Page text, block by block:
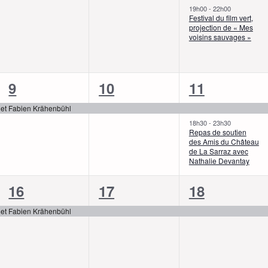
évènement,
19h00- 22h00
Festival du film vert,
projection de « Mes
voisins sauvages »
Fabien Krähenbühl
1
évènement,
9
1
évènement,
10
2
11
18h30- 23h30
Repas de soutien
des Amis du Château
de La Sarraz avec
Nathalie Devantay
Fabien Krähenbühl
1
évènement,
16
1
évènement,
17
1
évènement,
18